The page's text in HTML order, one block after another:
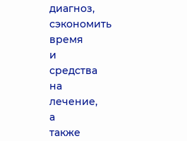
диагноз,
сэкономить
время
и
средства
на
лечение,
а
также